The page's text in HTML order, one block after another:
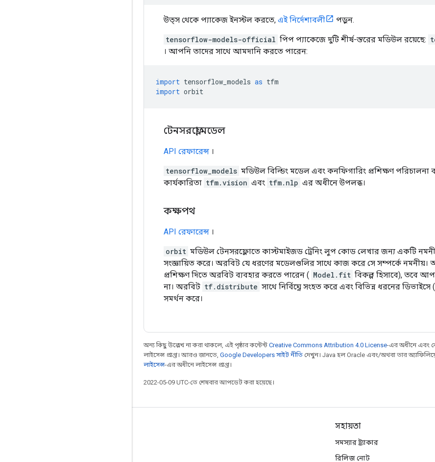
উত্স থেকে প্যাকেজ ইনস্টল করতে, এই নির্দেশাবলী পড়ুন.
tensorflow-models-official পিপ প্যাকেজে দুটি শীর্ষ-স্তরের মডিউল রয়েছে:
। আপনি তাদের সাথে আমদানি করতে পারেন:
import tensorflow_models as tfm
import orbit
টেনসরফ্লো মডেল
API রেফারেন্স ।
tensorflow_models মডিউল বিল্ডিং মডেল এবং কনফিগারিং প্রশিক্ষণ পরিচালনা
কার্যকারিতা tfm.vision এবং tfm.nlp এর অধীনে উপলব্ধ।
কক্ষপথ
API রেফারেন্স ।
orbit মডিউল টেনসরফ্লোতে কাস্টমাইজড ট্রেনিং লুপ কোড লেখার জন্য একটি
সংজ্ঞায়িত করে। অরবিট যে ধরণের মডেলগুলির সাথে কাজ করে সে সম্পর্কে
প্রশিক্ষণ দিতে অরবিট ব্যবহার করতে পারেন ( Model.fit বিকল্প হিসাবে), তবে
না। অরবিট tf.distribute সাথে নির্বিঘ্নে সংহত করে এবং বিভিন্ন ধরনের
সমর্থন করে।
অন্য কিছু উল্লেখ না করা থাকলে, এই পৃষ্ঠার কন্টেন্ট Creative Commons Attribution 4.0 License-এর অধীনে এবং
লাইসেন্স প্রাপ্ত। আরও জানতে, Google Developers সাইট নীতি দেখুন। Java হল Oracle এবং/অথবা তার অ্যাফিলিয়েট
লাইসেন্স-এর অধীনে লাইসেন্স প্রাপ্ত।
2022-05-09 UTC-তে শেষবার আপডেট করা হয়েছে।
সহায়তা
সমস্যার ট্র্যাকার
রিলিজ নোট